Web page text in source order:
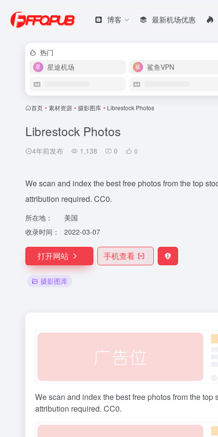
博客 最新机场优惠
热门
星途机场
鲨鱼VPN
首页 • 素材资源 • 摄影图库 • Librestock Photos
Librestock Photos
4年前发布 1,138 0 0
We scan and index the best free photos from the top
attribution required. CC0.
所在地：
美国
收录时间：
2022-03-07
打开网站 手机查看
摄影图库
We scan and index the best free photos from the
attribution required. CC0.